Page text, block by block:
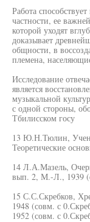
Работа
частности, ее
которой уходят
доказывает
общности, в
племена,
Исследование
является
музыкальной
с одной стороны,
Тбилисском госу
13 Ю.Н.Тюлин,
Теоретические
14 Л.А.Мазель,
вып. 2, М.-Л., 1939
15 С.С.Скребков,
1948 (совм. с
1952 (совм. с